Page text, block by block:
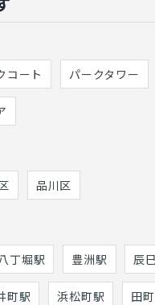
コート パークタワー
品川区
八丁堀駅 豊洲駅 辰
町駅 浜松町駅 田